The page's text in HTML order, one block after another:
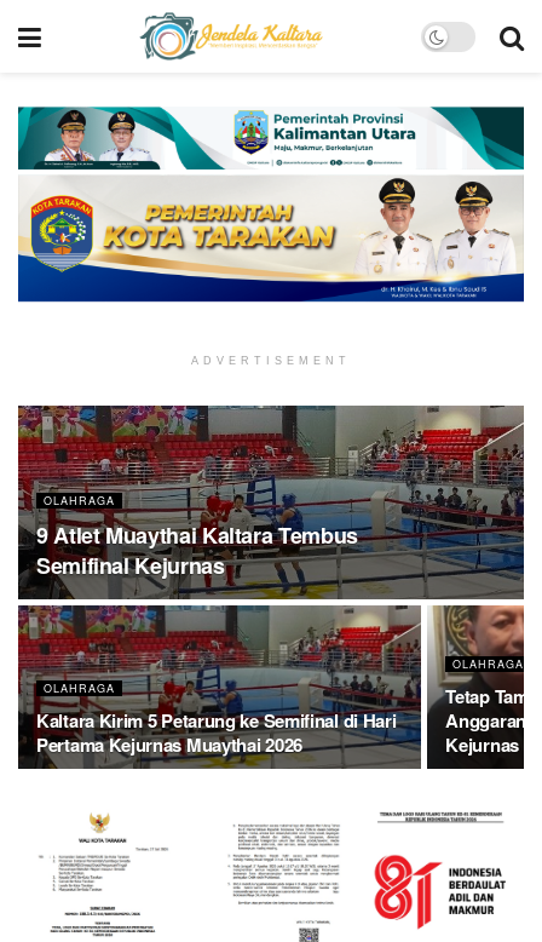
ADVERTISEMENT
OLAHRAGA
9 Atlet Muaythai Kaltara Tembus
Semifinal Kejurnas
OLAHRAGA
Kaltara Kirim 5 Petarung ke Semifinal di Hari
Pertama Kejurnas Muaythai 2026
OLAHRAGA
Tetap
Anggaran,
Kejurnas